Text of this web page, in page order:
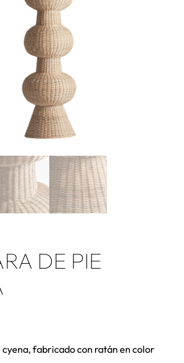
DE PIE
cyena, fabricado con ratán en color